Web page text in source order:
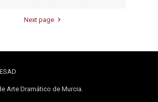
Next page
Arte Dramático de Murcia.